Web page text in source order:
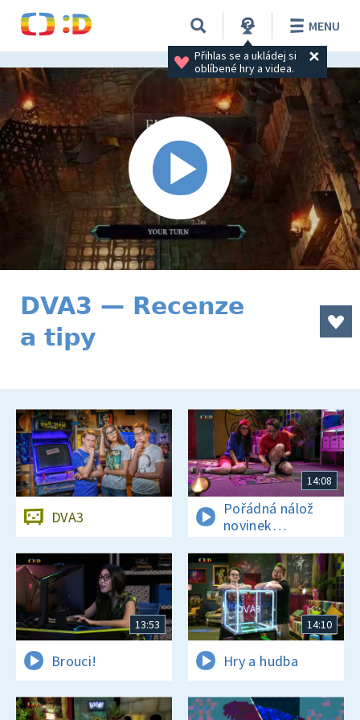
Přihlas se a ukládej si
oblíbené hry a videa.
MENU
DVA3 — Recenze
a tipy
DVA3
14:08
Pořádná nálož
novinek
a zajímavostí
13:53
Brouci!
14:10
Hry a hudba